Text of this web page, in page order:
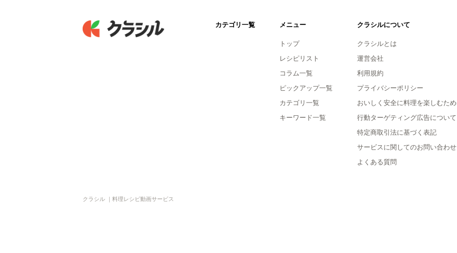
カテゴリ一覧 メニュー
トップ
レシピリスト
コラム一覧
ピックアップ一覧
カテゴリ一覧
キーワード一覧
クラシルについて
クラシルとは
運営会社
利用規約
プライバシーポリシー
おいしく安全に料理を楽しむため
行動ターゲティング広告について
特定商取引法に基づく表記
サービスに関してのお問い合わせ
よくある質問
クラシル ｜料理レシピ動画サービス